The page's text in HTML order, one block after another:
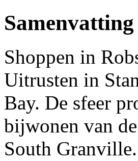
Samenvatting
Shoppen in
Uitrusten in
Bay. De sfeer
bijwonen van
South